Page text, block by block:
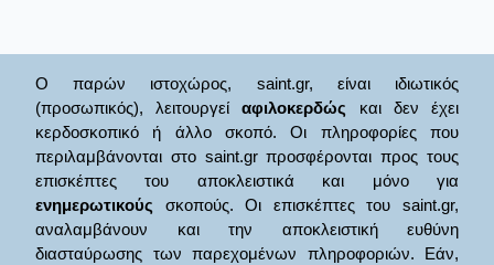
Ο παρών ιστοχώρος, saint.gr, είναι ιδιωτικός
(προσωπικός), λειτουργείαφιλοκερδώς και δεν έχει
κερδοσκοπικό ή άλλο σκοπό. Οι πληροφορίες που
περιλαμβάνονται στο saint.gr προσφέρονται προς τους
επισκέπτες του αποκλειστικά και μόνο για
ενημερωτικούς σκοπούς. Οι επισκέπτες του saint.gr,
αναλαμβάνουν και την αποκλειστική ευθύνη
διασταύρωσης των παρεχομένων πληροφοριών. Εάν,